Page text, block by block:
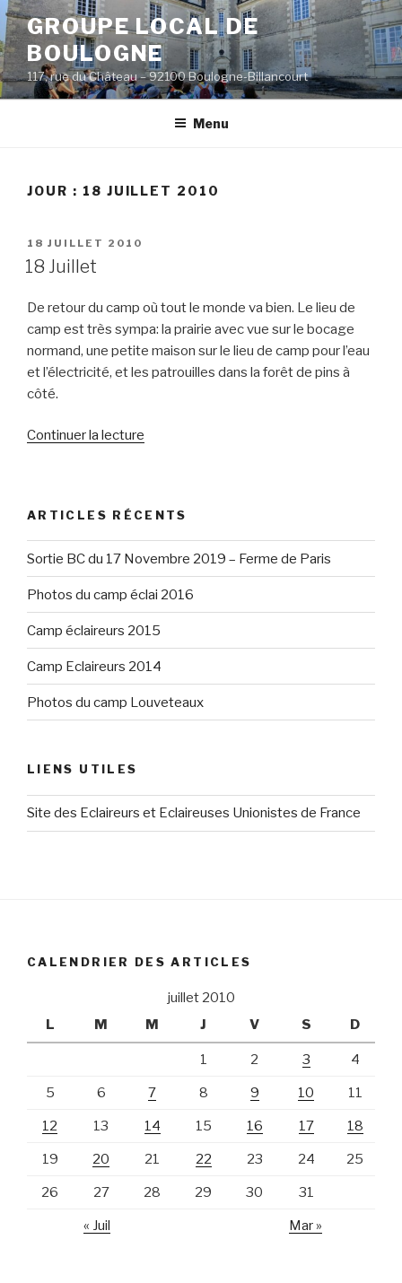
Aller
au
contenu
principal
GROUPE LOCAL DE
BOULOGNE
117, rue du Château – 92100 Boulogne-Billancourt
Menu
JOUR : 18 JUILLET 2010
PUBLIÉ
LE
18 JUILLET 2010
18 Juillet
De retour du camp où tout le monde va bien. Le lieu de
camp est très sympa: la prairie avec vue sur le bocage
normand, une petite maison sur le lieu de camp pour l’eau
et l’électricité, et les patrouilles dans la forêt de pins à
côté.
Continuer la lecture
ARTICLES RÉCENTS
Sortie BC du 17 Novembre 2019 – Ferme de Paris
Photos du camp éclai 2016
Camp éclaireurs 2015
Camp Eclaireurs 2014
Photos du camp Louveteaux
LIENS UTILES
Site des Eclaireurs et Eclaireuses Unionistes de France
CALENDRIER DES ARTICLES
juillet 2010
L
M M J V S D
1 2 3 4
5 6 7 8 9 10 11
12 13 14 15 16 17 18
19 20 21 22 23 24 25
26 27 28 29 30 31
« Juil Mar »